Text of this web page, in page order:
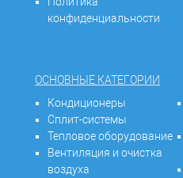
конфиденциальности
ОСНОВНЫЕ КАТЕГОРИИ
Кондиционеры
Сплит-системы
Тепловое оборудование
Вентиляция и очистка
воздуха